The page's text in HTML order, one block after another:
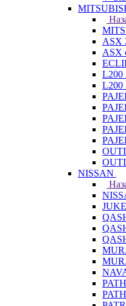
ASX
ASX
L200
L200
NISSAN